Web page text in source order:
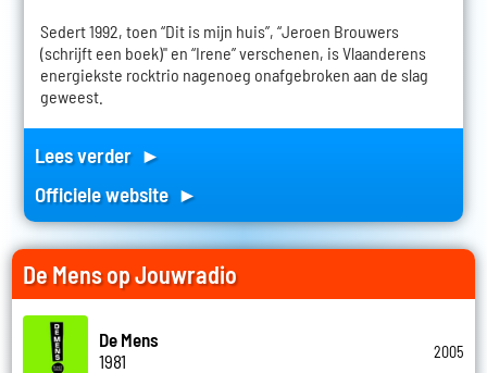
Sedert 1992, toen “Dit is mijn huis”, “Jeroen Brouwers
(schrijft een boek)" en “Irene” verschenen, is Vlaanderens
energiekste rocktrio nagenoeg onafgebroken aan de slag
geweest.
Lees verder ►
Officiele website ►
De Mens op Jouwradio
De Mens
1981
2005